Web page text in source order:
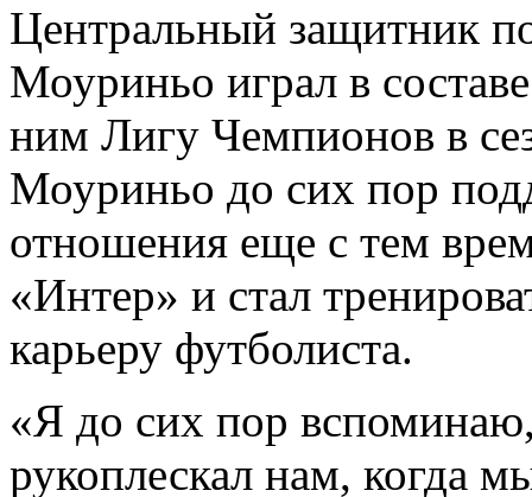
Центральный защитник
Моуриньо играл в
ним Лигу Чемпионов в
Моуриньо до сих пор
отношения еще с тем
«Интер» и стал
карьеру футболиста.
«Я до сих пор
рукоплескал нам, когда